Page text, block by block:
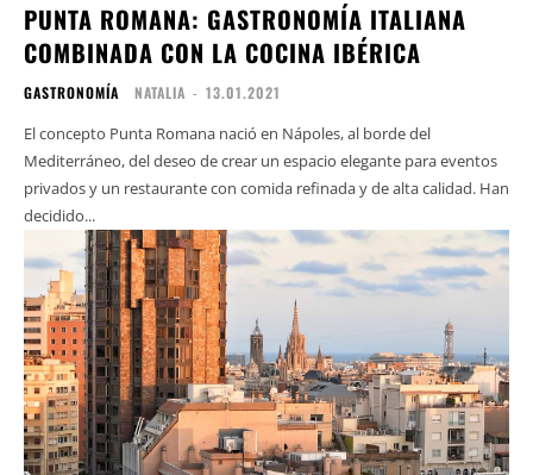
PUNTA ROMANA: GASTRONOMÍA ITALIANA
COMBINADA CON LA COCINA IBÉRICA
GASTRONOMÍA NATALIA - 13.01.2021
El concepto Punta Romana nació en Nápoles, al borde del
Mediterráneo, del deseo de crear un espacio elegante para eventos
privados y un restaurante con comida refinada y de alta calidad. Han
decidido...